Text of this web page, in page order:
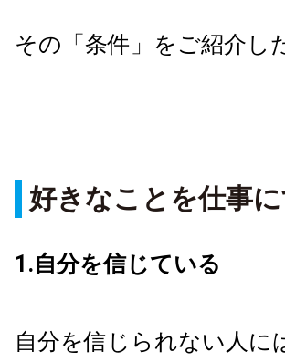
その「条件」をご紹介し
好きなことを仕事
1.自分を信じている
自分を信じられない人に